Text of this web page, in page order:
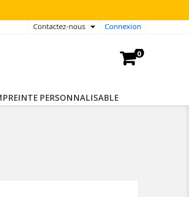
Connexion
Contactez-nous
0
PERSONNALISABLE